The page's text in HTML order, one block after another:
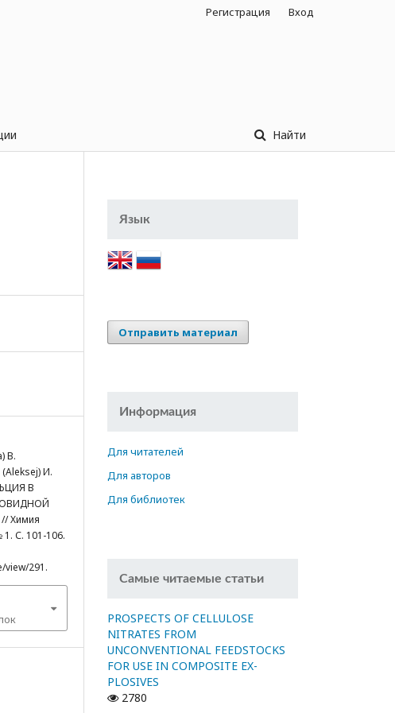
Найти
Регистрация Вход
В.
(Aleksej) И.
В
// Химия
1. С. 101-106.
view/291.
Язык
Отправить материал
Информация
Для читателей
Для авторов
Для библиотек
Самые читаемые статьи
PROSPECTS OF CELLULOSE
NITRATES FROM
UNCONVENTIONAL FEEDSTOCKS
FOR USE IN COMPOSITE EX-
PLOSIVES
2780